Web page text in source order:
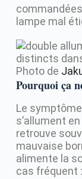
lampe mal
Photo de
Pourquoi ça
Le
s’allument
retrouve
mauvaise
alimente la
cas fréquent